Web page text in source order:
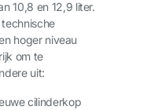
10,8 en 12,9 liter.
hoger niveau
om te
uit:
cilinderkop